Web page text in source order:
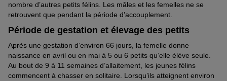
nombre d’autres petits félins. Les mâles et les femelles ne se
retrouvent que pendant la période d’accouplement.
Période de gestation et élevage des petits
Après une gestation d’environ 66 jours, la femelle donne
naissance en avril ou en mai à 5 ou 6 petits qu’elle élève seule.
Au bout de 9 à 11 semaines d’allaitement, les jeunes félins
commencent à chasser en solitaire. Lorsqu’ils atteignent environ